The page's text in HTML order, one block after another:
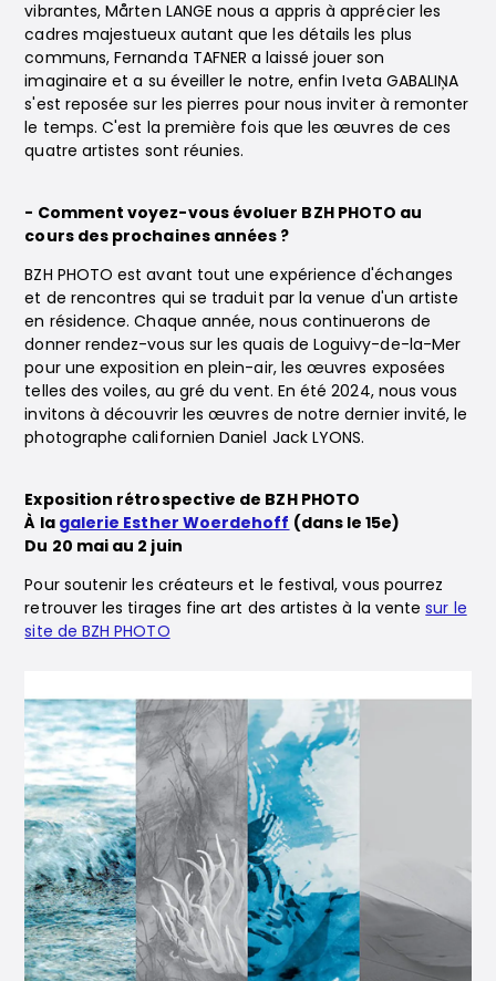
vibrantes, Mårten LANGE nous a appris à apprécier les
cadres majestueux autant que les détails les plus
communs, Fernanda TAFNER a laissé jouer son
imaginaire et a su éveiller le notre, enfin Iveta GABALIŅA
s'est reposée sur les pierres pour nous inviter à remonter
le temps. C'est la première fois que les œuvres de ces
quatre artistes sont réunies.
- Comment voyez-vous évoluer BZH PHOTO au
cours des prochaines années ?
BZH PHOTO est avant tout une expérience d'échanges
et de rencontres qui se traduit par la venue d'un artiste
en résidence. Chaque année, nous continuerons de
donner rendez-vous sur les quais de Loguivy-de-la-Mer
pour une exposition en plein-air, les œuvres exposées
telles des voiles, au gré du vent. En été 2024, nous vous
invitons à découvrir les œuvres de notre dernier invité, le
photographe californien Daniel Jack LYONS.
Exposition rétrospective de BZH PHOTO
À la galerie Esther Woerdehoff (dans le 15e)
Du 20 mai au 2 juin
Pour soutenir les créateurs et le festival, vous pourrez
retrouver les tirages fine art des artistes à la ventesur le
site de BZH PHOTO